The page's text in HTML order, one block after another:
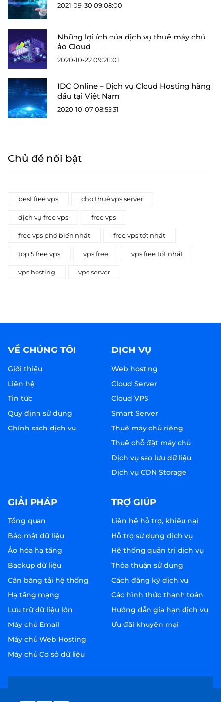
2021-09-30 09:08:00
Những lợi ích của dịch vụ thuê máy chủ
ảo Cloud
2020-10-22 09:20:01
IDC Online – Dịch vụ Cloud Hosting hàng
đầu tại Việt Nam
2020-10-07 08:55:31
Chủ đề nổi bật
best free vps cho thuê vps server
dịch vụ free vps free vps
free vps phổ biến nhất free vps tốt nhất
top 5 free vps vps free vps free tốt nhất
vps hosting vps server
VỀ CHÚNG TÔI
Giới thiệu
Liên hệ
Tin tức
Quy định sử dụng
Chính sách dịch vụ
DỊCH VỤ
Web hosting
Cloud Server
Cloud VPS
Smart Server
Thuê máy chủ riêng
Thuê chỗ đặt máy chủ
Dịch vụ sao lưu dữ liệu
Dịch vụ CDN Storage
GIẢI PHÁP
Tổng quan
Bảo mật dữ liệu
Ảo hóa hạ tầng
Backup dữ liệu
Cân bằng tải hệ thống
Hạ tầng mạng
Lưu trữ dữ liệu lớn
Máy chủ Email
Máy chủ Web Hosting
Máy chủ Cơ sở dữ liệu
TRỢ GIÚP
Liên hệ hỗ trợ, khiếu nại
Hỗ trợ sử dụng dịch vụ
Hệ thống quản trị dịch vụ
Thỏa thuận sử dụng
Cách đăng ký dịch vụ
Các hình thức thanh toán
Hướng dẫn gia hạn dịch vụ
Ưu đãi khuyến mại